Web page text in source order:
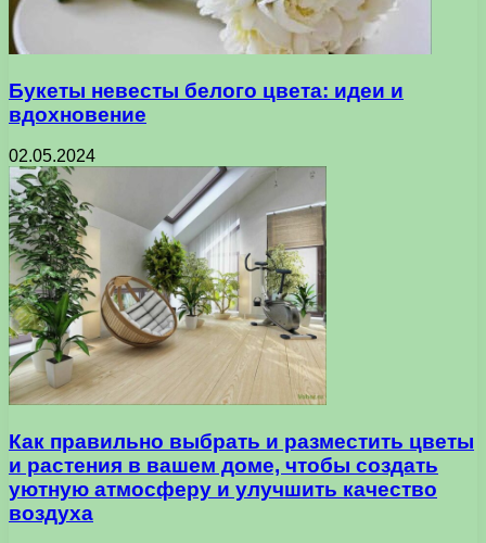
Букеты невесты белого цвета: идеи и
вдохновение
02.05.2024
Как правильно выбрать и разместить цветы
и растения в вашем доме, чтобы создать
уютную атмосферу и улучшить качество
воздуха